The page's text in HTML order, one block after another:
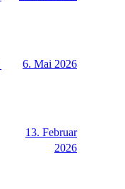
6. Mai 2026
13. Februar
2026